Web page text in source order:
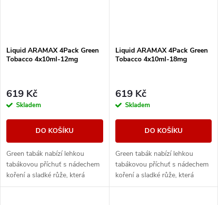
Liquid ARAMAX 4Pack Green
Tobacco 4x10ml-12mg
619 Kč
Skladem
DO KOŠÍKU
Green tabák nabízí lehkou
tabákovou příchuť s nádechem
koření a sladké růže, která
zanechá lehce pikantní příchuť.
Liquid ARAMAX 4Pack Green
Tobacco 4x10ml-18mg
619 Kč
Skladem
DO KOŠÍKU
Green tabák nabízí lehkou
tabákovou příchuť s nádechem
koření a sladké růže, která
zanechá lehce pikantní příchuť.